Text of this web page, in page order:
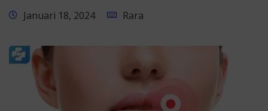
Januari 18, 2024 Rara